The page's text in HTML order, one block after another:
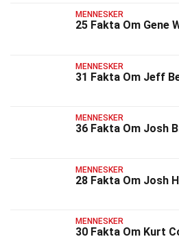
MENNESKER
25 Fakta Om Gene
MENNESKER
31 Fakta Om Jeff
MENNESKER
36 Fakta Om Josh
MENNESKER
28 Fakta Om Josh
MENNESKER
30 Fakta Om Kurt